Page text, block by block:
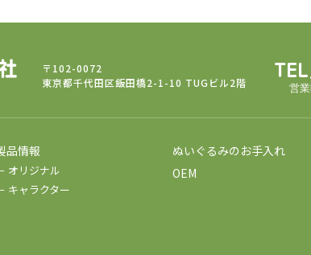
〒102-0072
東京都千代田区飯田橋2-1-10 TUGビル2階
営
品情報
オリジナル
キャラクター
ぬいぐるみのお手入れ
OEM